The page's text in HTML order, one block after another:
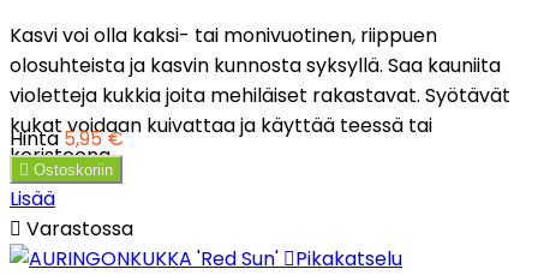
Kasvi voi olla kaksi- tai monivuotinen, riippuen
olosuhteista ja kasvin kunnosta syksyllä. Saa kauniita
violetteja kukkia joita mehiläiset rakastavat. Syötävät
kukat voidaan kuivattaa ja käyttää teessä tai
koristeena.
Hinta 5,95 €
 Ostoskoriin
Lisää
 Varastossa
Pikakatselu